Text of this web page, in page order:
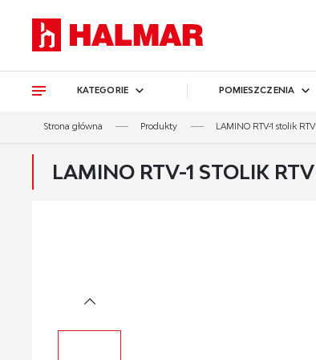
KATEGORIE POMIESZCZENIA
Strona główna Produkty LAMINO RTV-1 stolik
LAMINO RTV-1 STOLIK